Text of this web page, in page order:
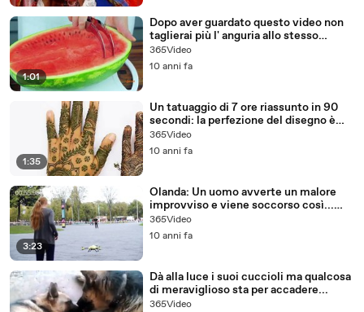
1:01
Dopo aver guardato questo video non
taglierai più l' anguria allo stesso
modo...
365Video
10 anni fa
1:35
Un tatuaggio di 7 ore riassunto in 90
secondi: la perfezione del disegno è
IPNOTICA!
365Video
10 anni fa
3:23
Olanda: Un uomo avverte un malore
improvviso e viene soccorso così...
NON CI CREDO!
365Video
10 anni fa
Dà alla luce i suoi cuccioli ma qualcosa
di meraviglioso sta per accadere...
365Video